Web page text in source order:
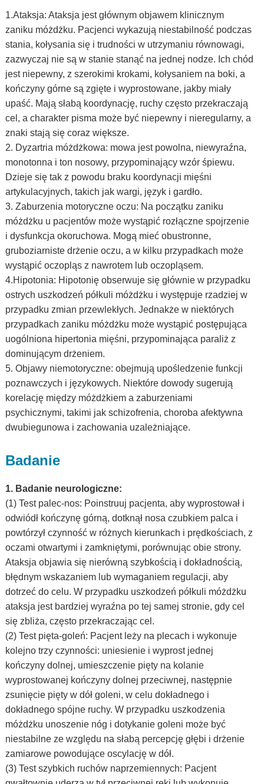
1.Ataksja: Ataksja jest głównym objawem klinicznym
zaniku móżdżku. Pacjenci wykazują niestabilność podczas
stania, kołysania się i trudności w utrzymaniu równowagi,
zazwyczaj nie są w stanie stanąć na jednej nodze. Ich chód
jest niepewny, z szerokimi krokami, kołysaniem na boki, a
kończyny górne są zgięte i wyprostowane, jakby miały
upaść. Mają słabą koordynację, ruchy często przekraczają
cel, a charakter pisma może być niepewny i nieregularny, a
znaki stają się coraz większe.
2. Dyzartria móżdżkowa: mowa jest powolna, niewyraźna,
monotonna i ton nosowy, przypominający wzór śpiewu.
Dzieje się tak z powodu braku koordynacji mięśni
artykulacyjnych, takich jak wargi, język i gardło.
3. Zaburzenia motoryczne oczu: Na początku zaniku
móżdżku u pacjentów może wystąpić rozłączne spojrzenie
i dysfunkcja okoruchowa. Mogą mieć obustronne,
gruboziarniste drżenie oczu, a w kilku przypadkach może
wystąpić oczopląs z nawrotem lub oczopląsem.
4.Hipotonia: Hipotonię obserwuje się głównie w przypadku
ostrych uszkodzeń półkuli móżdżku i występuje rzadziej w
przypadku zmian przewlekłych. Jednakże w niektórych
przypadkach zaniku móżdżku może wystąpić postępująca
uogólniona hipertonia mięśni, przypominająca paraliż z
dominującym drżeniem.
5. Objawy niemotoryczne: obejmują upośledzenie funkcji
poznawczych i językowych. Niektóre dowody sugerują
korelację między móżdżkiem a zaburzeniami
psychicznymi, takimi jak schizofrenia, choroba afektywna
dwubiegunowa i zachowania uzależniające.
Badanie
1. Badanie neurologiczne:
(1) Test palec-nos: Poinstruuj pacjenta, aby wyprostował i
odwiódł kończynę górną, dotknął nosa czubkiem palca i
powtórzył czynność w różnych kierunkach i prędkościach, z
oczami otwartymi i zamkniętymi, porównując obie strony.
Ataksja objawia się nierówną szybkością i dokładnością,
błędnym wskazaniem lub wymaganiem regulacji, aby
dotrzeć do celu. W przypadku uszkodzeń półkuli móżdżku
ataksja jest bardziej wyraźna po tej samej stronie, gdy cel
się zbliża, często przekraczając cel.
(2) Test pięta-goleń: Pacjent leży na plecach i wykonuje
kolejno trzy czynności: uniesienie i wyprost jednej
kończyny dolnej, umieszczenie pięty na kolanie
wyprostowanej kończyny dolnej przeciwnej, następnie
zsunięcie pięty w dół goleni, w celu dokładnego i
dokładnego spójne ruchy. W przypadku uszkodzenia
móżdżku unoszenie nóg i dotykanie goleni może być
niestabilne ze względu na słabą percepcję głębi i drżenie
zamiarowe powodujące oscylację w dół.
(3) Test szybkich ruchów naprzemiennych: Pacjent